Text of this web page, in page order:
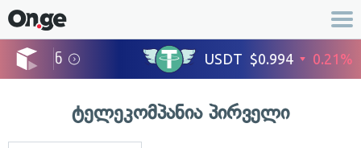
ტელეკომპანია პირველი